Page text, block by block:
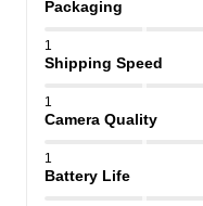
Packaging
1
Shipping Speed
1
Camera Quality
1
Battery Life